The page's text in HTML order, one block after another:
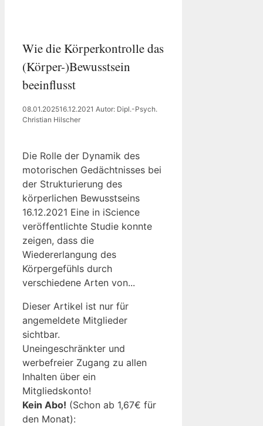
Wie die Körperkontrolle das
(Körper-)Bewusstsein
beeinflusst
08.01.202516.12.2021 Autor: Dipl.-Psych.
Christian Hilscher
Die Rolle der Dynamik des
motorischen Gedächtnisses bei
der Strukturierung des
körperlichen Bewusstseins
16.12.2021 Eine in iScience
veröffentlichte Studie konnte
zeigen, dass die
Wiedererlangung des
Körpergefühls durch
verschiedene Arten von...
Dieser Artikel ist nur für
angemeldete Mitglieder
sichtbar.
Uneingeschränkter und
werbefreier Zugang zu allen
Inhalten über ein
Mitgliedskonto!
Kein Abo! (Schon ab 1,67€ für
den Monat):